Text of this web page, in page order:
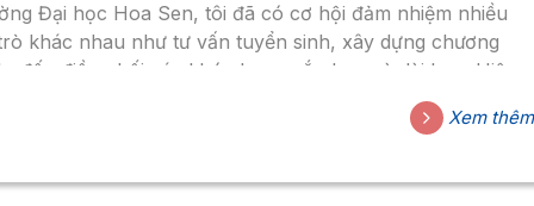
Đại học Hoa Sen, tôi đã có cơ hội đảm nhiệm nhiều
khác nhau như tư vấn tuyển sinh, xây dựng chương
đến điều phối các khóa học ngắn hạn và dài hạn. Hiện
tôi đang phụ trách các công việc thuộc Bộ phận Đào tạo
Xem thêm